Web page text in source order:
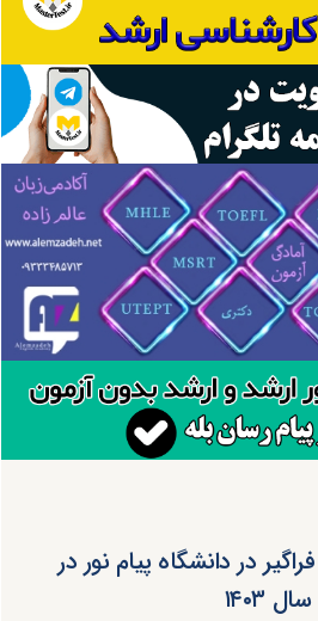
در دانشگاه پیام نور در
سال ۱۴۰۳